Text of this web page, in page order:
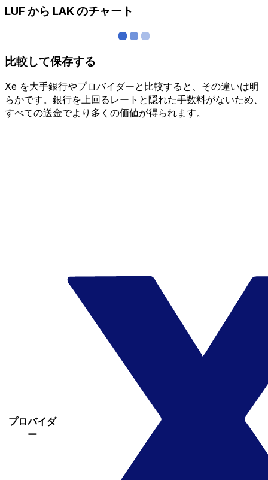
LUF から LAK のチャート
比較して保存する
Xe を大手銀行やプロバイダーと比較すると、その違いは明
らかです。銀行を上回るレートと隠れた手数料がないため、
すべての送金でより多くの価値が得られます。
プロバイダ
ー